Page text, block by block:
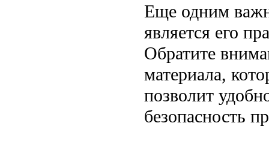
Еще одним
является его
Обратите
материала,
позволит
безопасность